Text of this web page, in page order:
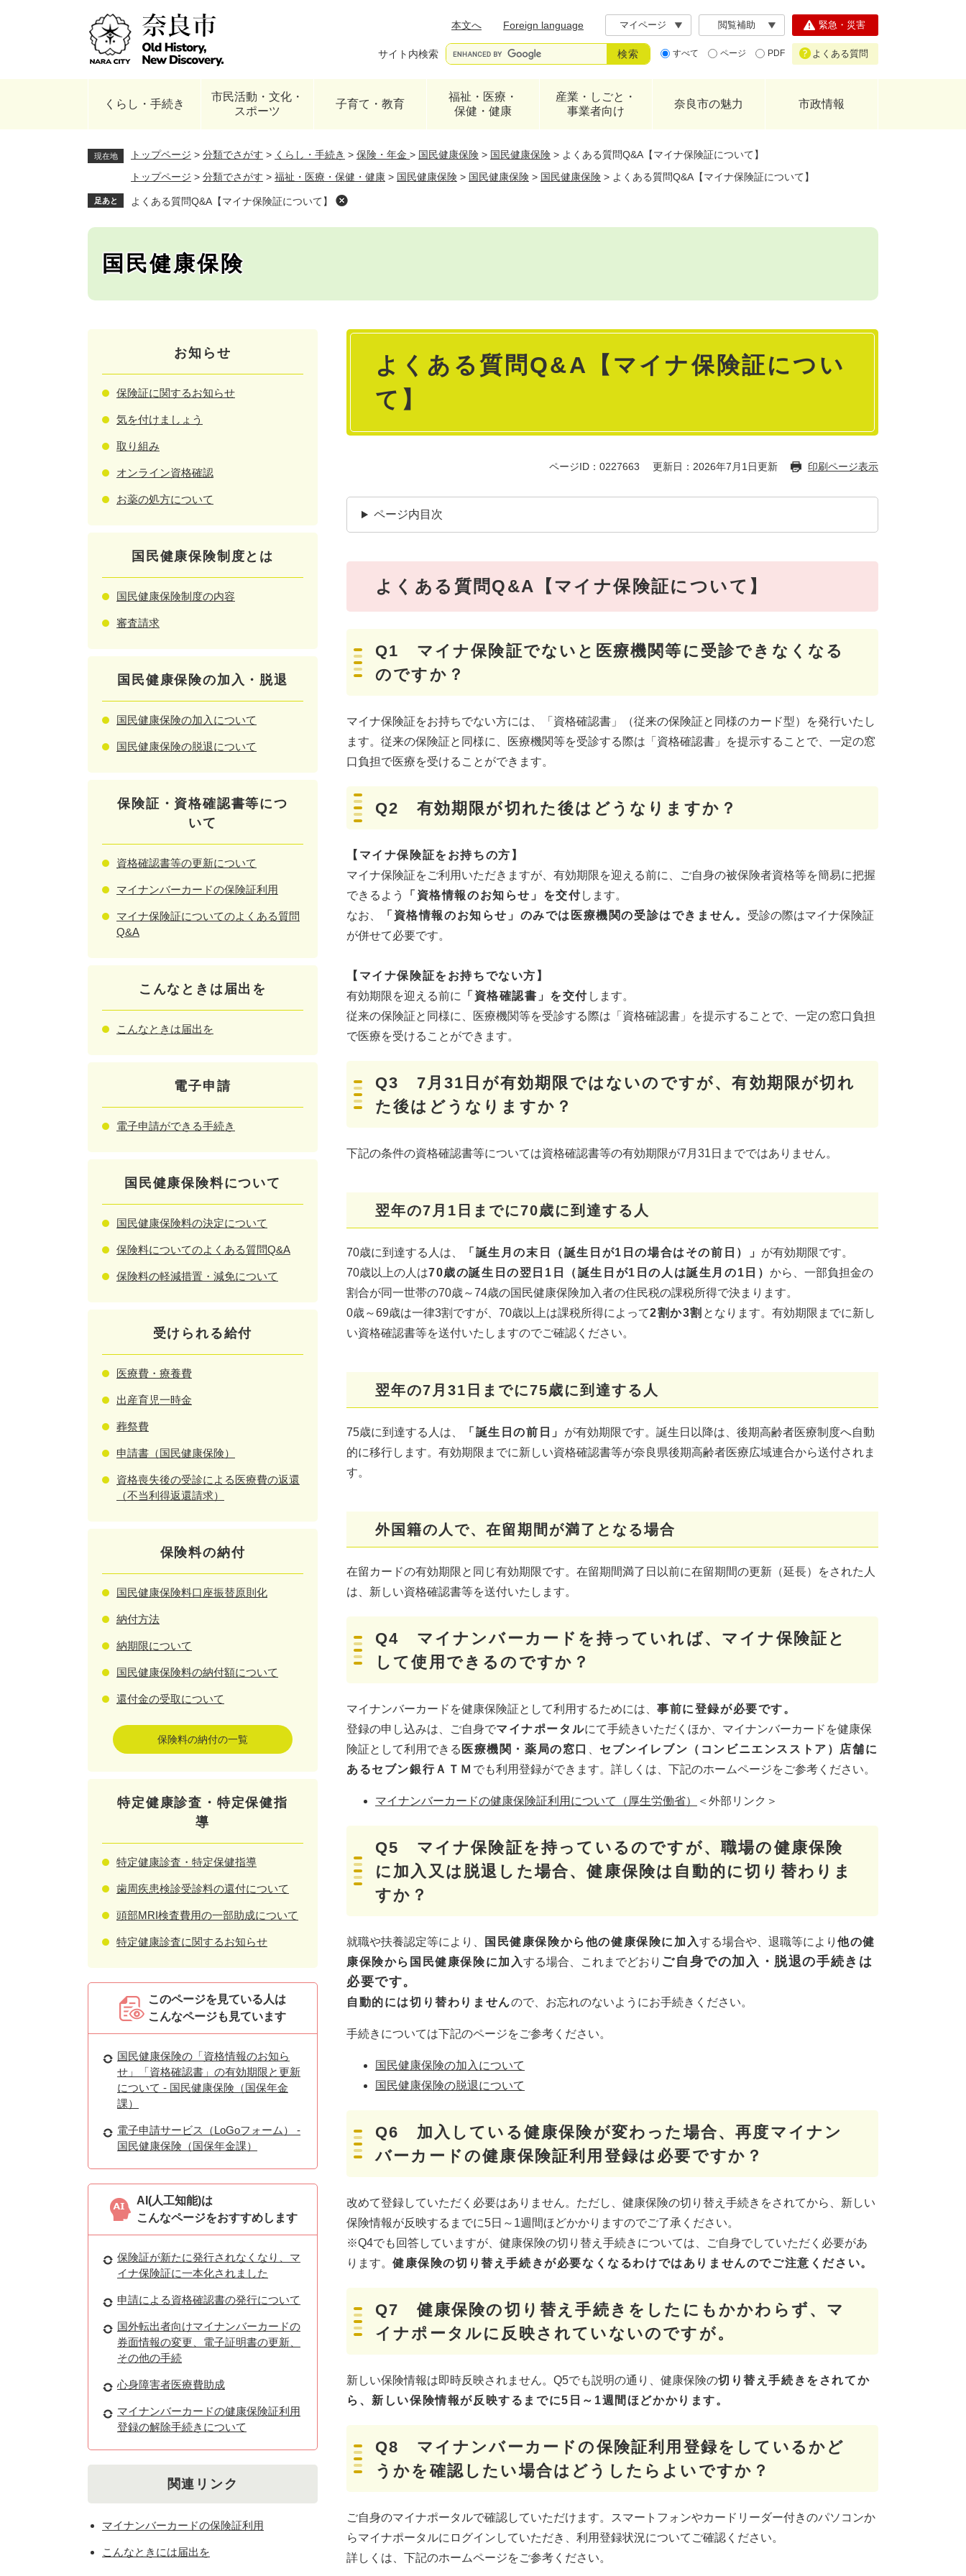
本文へ
Foreign language マイページ 閲覧補助
サイト内検索 すべて ページ PDF
緊急・災害
よくある質問
くらし・手続き
市民活動・文化・
スポーツ
子育て・教育
福祉・医療・
保健・健康
産業・しごと・
事業者向け
奈良市の魅力 市政情報
現在地 トップページ > 分類でさがす > くらし・手続き > 保険・年金 > 国民健康保険 > 国民健康保険 > よくある質問Q&A【マイナ保険証について】
トップページ > 分類でさがす > 福祉・医療・保健・健康 > 国民健康保険 > 国民健康保険 > 国民健康保険 > よくある質問Q&A【マイナ保険証について】
足あと よくある質問Q&A【マイナ保険証について】
国民健康保険
本
よくある質問Q&A【マイナ保険証につい
て】
ページID：0227663 更新日：2026年7月1日更新 印刷ページ表示
ページ内目次
よくある質問Q&A【マイナ保険証について】
Q1 マイナ保険証でないと医療機関等に受診できなくなる
のですか？
マイナ保険証をお持ちでない方には、「資格確認書」（従来の保険証と同様のカード型）を発行いたし
ます。​従来の保険証と同様に、医療機関等を受診する際は「資格確認書」を提示することで、一定の窓
口負担で医療を受けることができます。
Q2 有効期限が切れた後はどうなりますか？
【マイナ保険証をお持ちの方​】
​​マイナ保険証をご利用いただきますが、有効期限を迎える前に、ご自身の被保険者資格等を簡易に把握
できるよう
「資格情報のお知らせ」を交付します。
なお、
「資格情報のお知らせ」のみでは医療機関の受診はできません。 受診の際はマイナ保険証
が併せて必要です。
【マイナ保険証をお持ちでない方】
有効期限を迎える前に
「資格確認書」を交付 します。
従来の保険証と同様に、医療機関等を受診する際は「資格確認書」を提示することで、一定の窓口負担
で医療を受けることができます。
Q3 7月31日が有効期限ではないのですが、有効期限が切れ
た後はどうなりますか？
下記の条件の資格確認書等については資格確認書等の有効期限が7月31日までではありません。
翌年の7月1日までに70歳に到達する人
70歳に到達する人は、 「誕生月の末日（誕生日が1日の場合はその前日）」 が有効期限です。
70歳以上の人は70歳の誕生日の翌日1日（誕生日が1日の人は誕生月の1日）から、一部負担金の
割合が同一世帯の70歳～74歳の国民健康保険加入者の住民税の課税所得で決まります。
0歳～69歳は一律3割ですが、70歳以上は課税所得によって2割か3割 となります。有効期限までに新し
い資格確認書等を送付いたしますのでご確認ください。
翌年の7月31日までに75歳に到達する人
75歳に到達する人は、 「誕生日の前日」 が有効期限です。誕生日以降は、後期高齢者医療制度へ自動
的に移行します。有効期限までに新しい資格確認書等が奈良県後期高齢者医療広域連合から送付されま
す。
外国籍の人で、在留期間が満了となる場合
在留カードの有効期限と同じ有効期限です。在留期間満了日以前に在留期間の更新（延長）をされた人
は、新しい資格確認書等を送付いたします。
Q4 マイナンバーカードを持っていれば、マイナ保険証と
して使用できるのですか？
マイナンバーカードを健康保険証として利用するためには、 事前に登録が必要です。
登録の申し込みは、ご自身でマイナポータルにて手続きいただくほか、マイナンバーカードを健康保
険証として利用できる 医療機関・薬局の窓口
セブンイレブン（コンビニエンスストア）店舗に
あるセブン銀行ＡＴＭ でも利用登録ができます。詳しくは、下記のホームページをご参考ください。
マイナンバーカードの健康保険証利用について（厚生労働省） ＜外部リンク＞
Q5 マイナ保険証を持っているのですが、職場の健康保険
に加入又は脱退した場合、健康保険は自動的に切り替わりま
すか？
就職や扶養認定等により、 国民健康保険から他の健康保険に加入する場合や、​退職等により他の健
康保険から国民健康保険に加入する場合、これまでどおり ご自身での加入・脱退の手続きは
必要です。
自動的には切り替わりませんので、お忘れのないようにお手続きください。
手続きについては下記のページをご参考ください。
国民健康保険の加入について
国民健康保険の脱退について
Q6 加入している健康保険が変わった場合、再度マイナン
バーカードの健康保険証利用登録は必要ですか？
改めて登録していただく必要はありません。ただし、健康保険の切り替え手続きをされてから、新しい
保険情報が反映するまでに5日～1週間ほどかかりますのでご了承ください。
※Q4でも回答していますが、健康保険の切り替え手続きについては、ご自身でしていただく必要があ
ります。 健康保険の切り替え手続きが必要なくなるわけではありませんのでご注意ください。
Q7 健康保険の切り替え手続きをしたにもかかわらず、マ
イナポータルに反映されていないのですが。
新しい保険情報は即時反映されません。Q5でも説明の通り、健康保険の切り替え手続きをされてか
ら、新しい保険情報が反映するまでに5日～1週間ほどかかります。
Q8 マイナンバーカードの保険証利用登録をしているかど
うかを確認したい場合はどうしたらよいですか？
ご自身のマイナポータルで確認していただけます。スマートフォンやカードリーダー付きのパソコンか
らマイナポータルにログインしていただき、利用登録状況についてご確認ください。
​詳しくは、下記のホームページをご参考ください。
お知らせ
保険証に関するお知らせ
気を付けましょう
取り組み
オンライン資格確認
お薬の処方について
国民健康保険制度とは
国民健康保険制度の内容
審査請求
国民健康保険の加入・脱退
国民健康保険の加入について
国民健康保険の脱退について
保険証・資格確認書等につ
いて
資格確認書等の更新について
マイナンバーカードの保険証利用
マイナ保険証についてのよくある質問
Q&A
こんなときは届出を
こんなときは届出を
電子申請
電子申請ができる手続き
国民健康保険料について
国民健康保険料の決定について
保険料についてのよくある質問Q&A
保険料の軽減措置・減免について
受けられる給付
医療費・療養費
出産育児一時金
葬祭費
申請書（国民健康保険）
資格喪失後の受診による医療費の返還
（不当利得返還請求）
保険料の納付
国民健康保険料口座振替原則化
納付方法
納期限について
国民健康保険料の納付額について
還付金の受取について
保険料の納付の一覧
特定健康診査・特定保健指
導
特定健康診査・特定保健指導
歯周疾患検診受診料の還付について
頭部MRI検査費用の一部助成について
特定健康診査に関するお知らせ
このページを見ている人は
こんなページも見ています
国民健康保険の「資格情報のお知ら
せ」「資格確認書」の有効期限と更新
について - 国民健康保険（国保年金
課）
電子申請サービス（LoGoフォーム） -
国民健康保険（国保年金課）
AI(人工知能)は
こんなページをおすすめします
保険証が新たに発行されなくなり、マ
イナ保険証に一本化されました
申請による資格確認書の発行について
国外転出者向けマイナンバーカードの
券面情報の変更、電子証明書の更新、
その他の手続
心身障害者医療費助成
マイナンバーカードの健康保険証利用
登録の解除手続きについて
関連リンク
マイナンバーカードの保険証利用
こんなときには届出を